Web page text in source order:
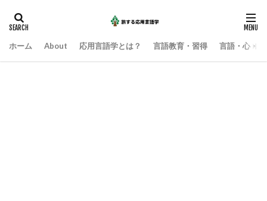
ホーム About 応用言語学とは？ 言語教育・習得 言語・心・